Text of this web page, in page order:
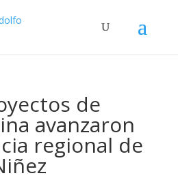
de
avanzaron
regional de